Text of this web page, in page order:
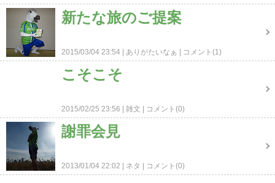
(0)
新たな旅のご提案
2015/03/04 23:54 ありがたいなぁ コメント(1)
こそこそ
2015/02/25 23:56 雑文 コメント(0)
謝罪会見
2013/01/04 22:02 ネタ コメント(0)